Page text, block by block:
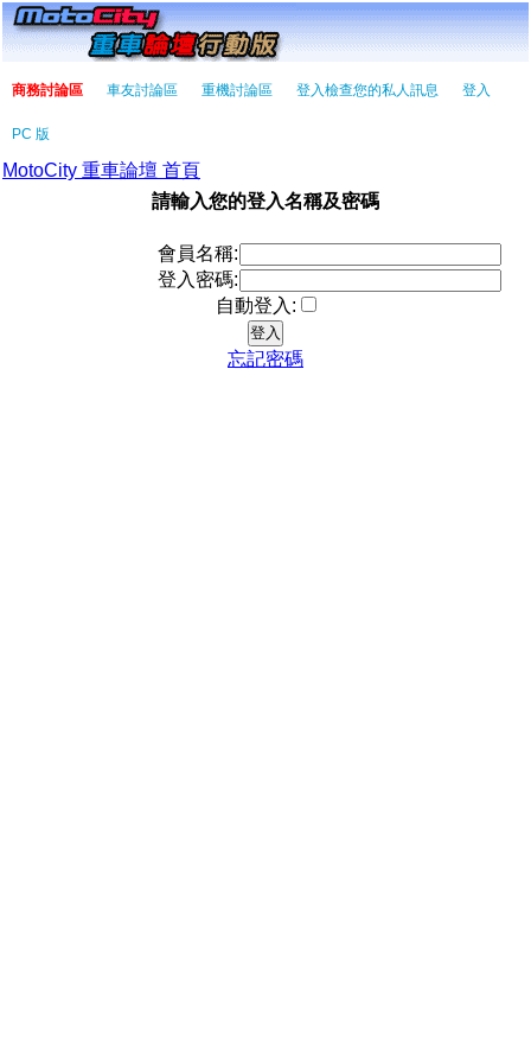
商務討論區 車友討論區 重機討論區 登入檢查您的私人訊息 登入
PC 版
MotoCity 重車論壇 首頁
請輸入您的登入名稱及密碼
會員名稱:
登入密碼:
自動登入:
忘記密碼